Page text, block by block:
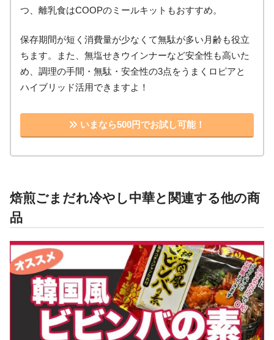
つ、離乳食はCOOPのミールキットもおすすめ。
保存期間が短く消費量が少なくて無駄が多い月齢も役立
ちます。また、無塩せきウインナーなど安全性も高いた
め、調理の手間・無駄・安全性の3点をうまくロピアと
ハイブリッド活用できますよ！
いまなら500円でお試し可能！
焙煎ごまだれ冷やし中華と関連する他の商
品